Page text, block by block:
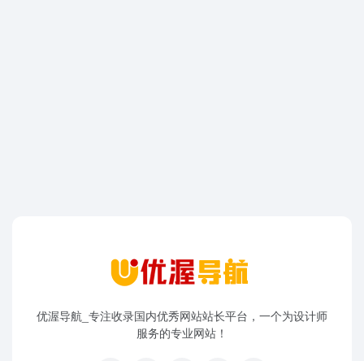
优渥导航_专注收录国内优秀网站站长平台，一个为设计师
服务的专业网站！